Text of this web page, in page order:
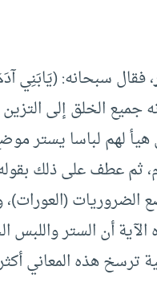
، فقال سبحانه: (يَابَنِي
سبحانه جميع الخلق
لهم لباسا يستر
ثم عطف على ذلك
الضروريات
الآية أن الستر
ترسخ هذه المعاني